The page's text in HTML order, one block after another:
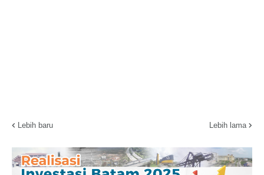
Lebih baru Lebih lama